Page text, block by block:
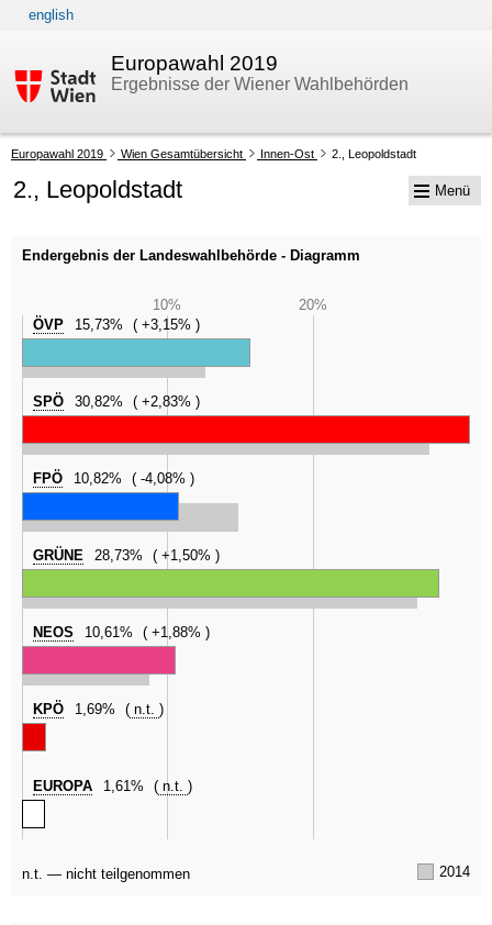
Europawahl 2019
Ergebnisse der Wiener Wahlbehörden
english
Ihre
Position:
Europawahl 2019 Wien Gesamtübersicht Innen-Ost 2., Leopoldstadt
2., Leopoldstadt
Endergebnis der Landeswahlbehörde - Diagramm
10%
20%
ÖVP
15,73% +3,15%
SPÖ 30,82% +2,83%
FPÖ 10,82% -4,08%
GRÜNE 28,73% +1,50%
NEOS 10,61% +1,88%
KPÖ 1,69% n.t.
EUROPA 1,61% n.t.
n.t. — nicht teilgenommen 2014
Menü